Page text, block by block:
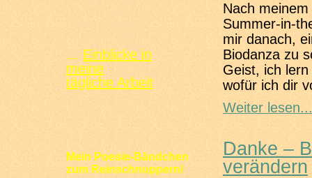
... Einblicke in
meine
tägliche Arbeit
Mein Poesie-Bändchen
zum Reinschnuppern!
Nach
Summer-in-
mir danach,
Biodanza zu
Geist, ich
wofür ich dir
Weiter lesen...
Danke –
verändern